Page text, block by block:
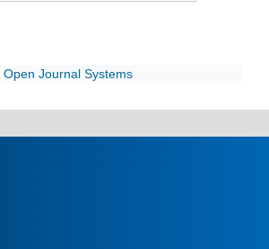
Open Journal Systems